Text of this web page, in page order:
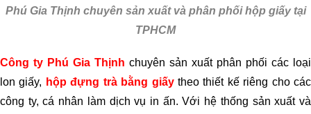
Phú Gia Thịnh chuyên sản xuất và phân phối hộp giấy tại
TPHCM
Công ty Phú Gia Thịnh chuyên sản xuất phân phối các loại
lon giấy, hộp đựng trà bằng giấytheo thiết kế riêng cho các
công ty, cá nhân làm dịch vụ in ấn. Với hệ thống sản xuất và